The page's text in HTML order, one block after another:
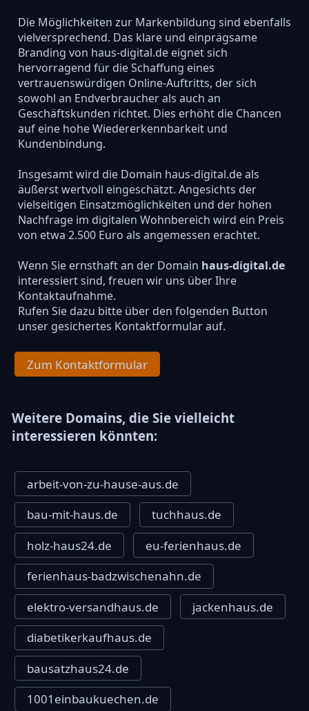
Die Möglichkeiten zur Markenbildung sind ebenfalls
vielversprechend. Das klare und einprägsame
Branding von haus-digital.de eignet sich
hervorragend für die Schaffung eines
vertrauenswürdigen Online-Auftritts, der sich
sowohl an Endverbraucher als auch an
Geschäftskunden richtet. Dies erhöht die Chancen
auf eine hohe Wiedererkennbarkeit und
Kundenbindung.
Insgesamt wird die Domain haus-digital.de als
äußerst wertvoll eingeschätzt. Angesichts der
vielseitigen Einsatzmöglichkeiten und der hohen
Nachfrage im digitalen Wohnbereich wird ein Preis
von etwa 2.500 Euro als angemessen erachtet.
Wenn Sie ernsthaft an der Domain haus-digital.de
interessiert sind, freuen wir uns über Ihre
Kontaktaufnahme.
Rufen Sie dazu bitte über den folgenden Button
unser gesichertes Kontaktformular auf.
Zum Kontaktformular
Weitere Domains, die Sie vielleicht
interessieren könnten:
arbeit-von-zu-hause-aus.de
bau-mit-haus.de
tuchhaus.de
holz-haus24.de
eu-ferienhaus.de
ferienhaus-badzwischenahn.de
elektro-versandhaus.de
jackenhaus.de
diabetikerkaufhaus.de
bausatzhaus24.de
1001einbaukuechen.de